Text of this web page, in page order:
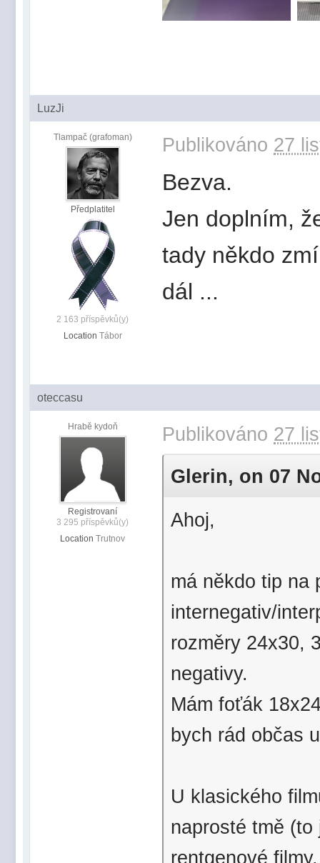
LuzJi
Tlampač (grafoman)
Předplatitel
2 163 příspěvků(y)
Location Tábor
Publikováno 27
Bezva.
Jen doplním,
tady někdo
dál ...
oteccasu
Hrabě kydoň
Registrovaní
3 295 příspěvků(y)
Location Trutnov
Publikováno 27
Glerin, on 07
Ahoj,
má někdo tip na
internegativ/
rozměry 24x30,
negativy.
Mám foťák
bych rád občas
U klasického
naprosté tmě
rentgenové